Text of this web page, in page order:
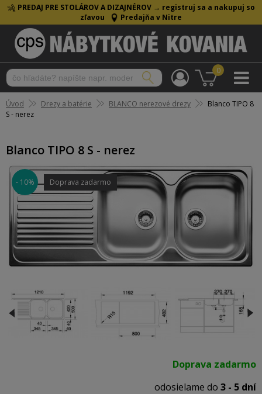
PREDAJ PRE STOLÁROV A DIZAJNÉROV → registruj sa a nakupuj so
zľavou
Predajňa v Nitre
0
Úvod Drezy a batérie BLANCO nerezové drezy
Blanco TIPO 8
S - nerez
Blanco TIPO 8 S - nerez
- 10% Doprava zadarmo
Doprava zadarmo
odosielame do 3 - 5 dní